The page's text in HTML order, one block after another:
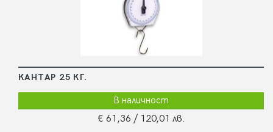
КАНТАР 25 КГ.
В наличност
€ 61,36 / 120,01 лв.